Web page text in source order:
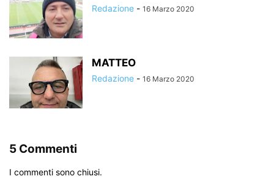
Redazione - 16 Marzo 2020
MATTEO
Redazione - 16 Marzo 2020
5 Commenti
I commenti sono chiusi.